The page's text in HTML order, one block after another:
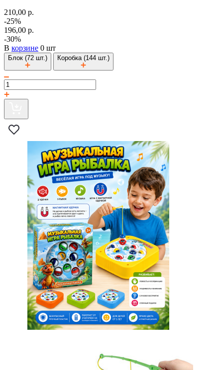
210,00 р.
-25%
196,00 р.
-30%
В корзине 0 шт
Блок (72 шт.) Коробка (144 шт.)